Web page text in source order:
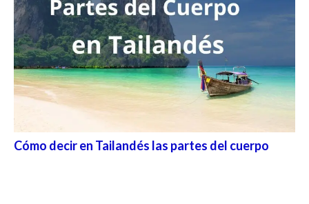
Cómo decir en Tailandés las partes del cuerpo